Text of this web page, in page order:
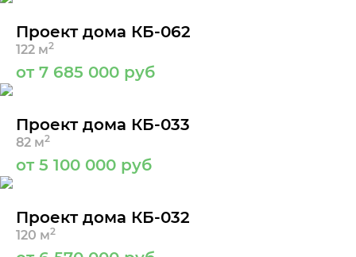
Проект дома КБ-062
122 м2
от 7 685 000 руб
Проект дома КБ-033
82 м2
от 5 100 000 руб
Проект дома КБ-032
120 м2